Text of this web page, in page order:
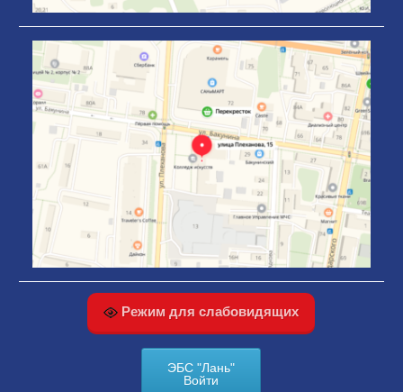
Режим для слабовидящих
ЭБС "Лань"
Войти